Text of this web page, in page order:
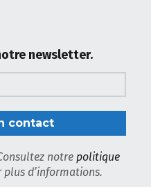
newsletter.
notre politique
d’informations.